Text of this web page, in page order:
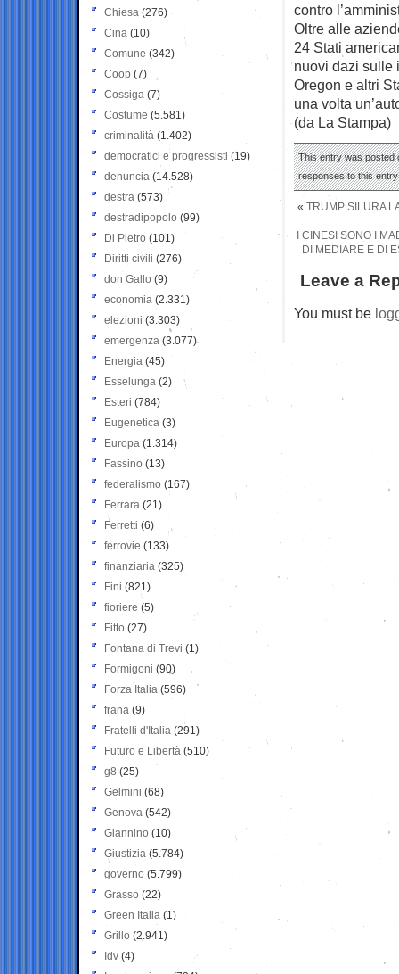
contro
Oltre alle
24 Stati
nuovi dazi sulle
Oregon e altri
una volta
(da La Stampa)
This entry was posted
responses to this
« TRUMP SILURA
I CINESI SONO I
DI MEDIARE E DI
Leave a
You must be
Chiesa (276)
Cina (10)
Comune (342)
Coop (7)
Cossiga (7)
Costume (5.581)
criminalità (1.402)
democratici e progressisti (19)
denuncia (14.528)
destra (573)
destradipopolo (99)
Di Pietro (101)
Diritti civili (276)
don Gallo (9)
economia (2.331)
elezioni (3.303)
emergenza (3.077)
Energia (45)
Esselunga (2)
Esteri (784)
Eugenetica (3)
Europa (1.314)
Fassino (13)
federalismo (167)
Ferrara (21)
Ferretti (6)
ferrovie (133)
finanziaria (325)
Fini (821)
fioriere (5)
Fitto (27)
Fontana di Trevi (1)
Formigoni (90)
Forza Italia (596)
frana (9)
Fratelli d'Italia (291)
Futuro e Libertà (510)
g8 (25)
Gelmini (68)
Genova (542)
Giannino (10)
Giustizia (5.784)
governo (5.799)
Grasso (22)
Green Italia (1)
Grillo (2.941)
Idv (4)